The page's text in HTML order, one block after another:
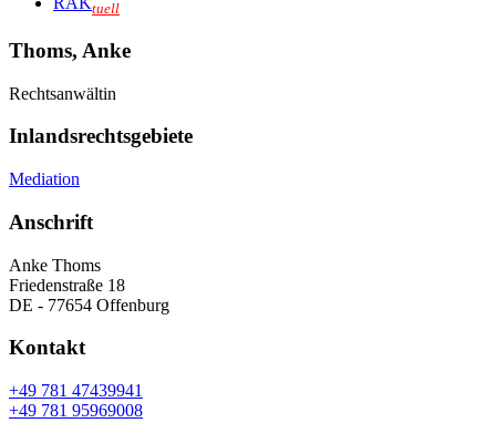
tuell
Thoms, Anke
Rechtsanwältin
Inlandsrechtsgebiete
Mediation
Anschrift
Anke Thoms
Friedenstraße 18
DE - 77654 Offenburg
Kontakt
+49 781 47439941
+49 781 95969008